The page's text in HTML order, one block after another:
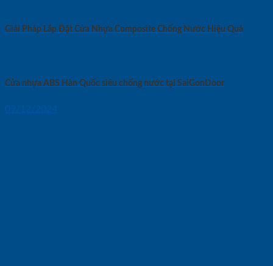
Giải Pháp Lắp Đặt Cửa Nhựa Composite Chống Nước Hiệu Quả
Cửa nhựa ABS Hàn Quốc siêu chống nước tại SaiGonDoor
09/12/2024